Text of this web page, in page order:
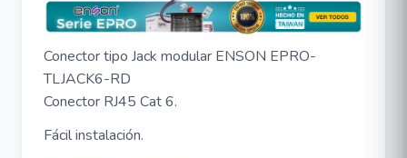
Conector tipo Jack modular ENSON EPRO-
TLJACK6-RD
Conector RJ45 Cat 6.
Fácil instalación.